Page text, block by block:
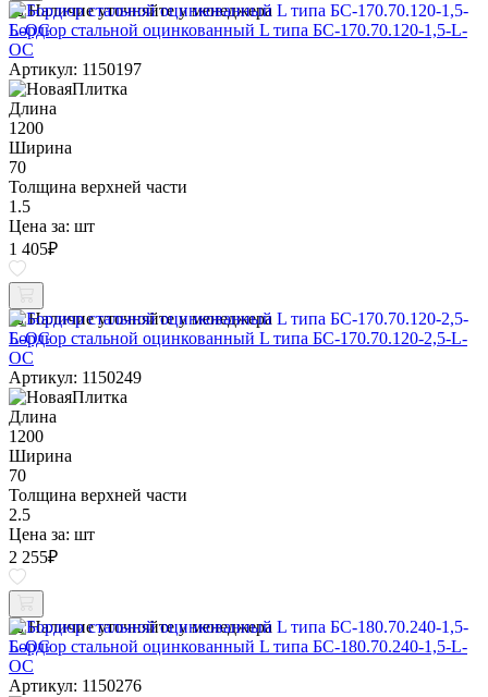
Наличие уточняйте у менеджера
Бордюр стальной оцинкованный L типа БС-170.70.120-1,5-L-
ОС
Артикул: 1150197
Длина
1200
Ширина
70
Толщина верхней части
1.5
Цена за: шт
1 405₽
Наличие уточняйте у менеджера
Бордюр стальной оцинкованный L типа БС-170.70.120-2,5-L-
ОС
Артикул: 1150249
Длина
1200
Ширина
70
Толщина верхней части
2.5
Цена за: шт
2 255₽
Наличие уточняйте у менеджера
Бордюр стальной оцинкованный L типа БС-180.70.240-1,5-L-
ОС
Артикул: 1150276